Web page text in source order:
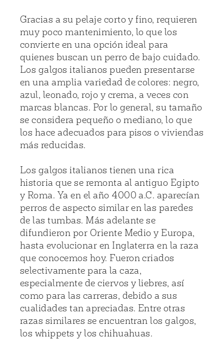
Gracias a su pelaje corto y fino, requieren
muy poco mantenimiento, lo que los
convierte en una opción ideal para
quienes buscan un perro de bajo cuidado.
Los galgos italianos pueden presentarse
en una amplia variedad de colores: negro,
azul, leonado, rojo y crema, a veces con
marcas blancas. Por lo general, su tamaño
se considera pequeño o mediano, lo que
los hace adecuados para pisos o viviendas
más reducidas.
Los galgos italianos tienen una rica
historia que se remonta al antiguo Egipto
y Roma. Ya en el año 4000 a.C. aparecían
perros de aspecto similar en las paredes
de las tumbas. Más adelante se
difundieron por Oriente Medio y Europa,
hasta evolucionar en Inglaterra en la raza
que conocemos hoy. Fueron criados
selectivamente para la caza,
especialmente de ciervos y liebres, así
como para las carreras, debido a sus
cualidades tan apreciadas. Entre otras
razas similares se encuentran los galgos,
los whippets y los chihuahuas.